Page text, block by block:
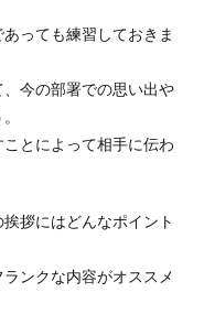
。イベントでの花束を渡す
失敗しない方法！女
が迫ってくると、段々緊張
っても練習しておきま
今の部署での思い出や
とによって相手に伝わ
拶にはどんなポイント
ンクな内容がオススメ